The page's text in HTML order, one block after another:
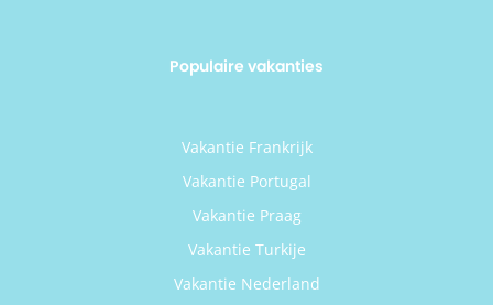
Populaire vakanties
Vakantie Frankrijk
Vakantie Portugal
Vakantie Praag
Vakantie Turkije
Vakantie Nederland